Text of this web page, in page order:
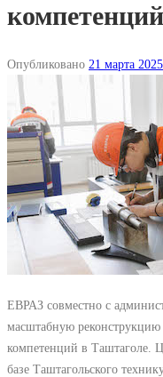
компетенций
Опубликовано 21 марта 2025
ЕВРАЗ совместно с
масштабную
компетенций в Таштаголе.
базе Таштагольского